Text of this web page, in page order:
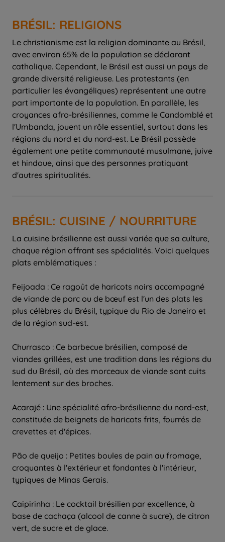
BRÉSIL: RELIGIONS
Le christianisme est la religion dominante au Brésil,
avec environ 65% de la population se déclarant
catholique. Cependant, le Brésil est aussi un pays de
grande diversité religieuse. Les protestants (en
particulier les évangéliques) représentent une autre
part importante de la population. En parallèle, les
croyances afro-brésiliennes, comme le Candomblé et
l'Umbanda, jouent un rôle essentiel, surtout dans les
régions du nord et du nord-est. Le Brésil possède
également une petite communauté musulmane, juive
et hindoue, ainsi que des personnes pratiquant
d'autres spiritualités.
BRÉSIL: CUISINE / NOURRITURE
La cuisine brésilienne est aussi variée que sa culture,
chaque région offrant ses spécialités. Voici quelques
plats emblématiques :
Feijoada : Ce ragoût de haricots noirs accompagné
de viande de porc ou de bœuf est l'un des plats les
plus célèbres du Brésil, typique du Rio de Janeiro et
de la région sud-est.
Churrasco : Ce barbecue brésilien, composé de
viandes grillées, est une tradition dans les régions du
sud du Brésil, où des morceaux de viande sont cuits
lentement sur des broches.
Acarajé : Une spécialité afro-brésilienne du nord-est,
constituée de beignets de haricots frits, fourrés de
crevettes et d'épices.
Pão de queijo : Petites boules de pain au fromage,
croquantes à l'extérieur et fondantes à l'intérieur,
typiques de Minas Gerais.
Caipirinha : Le cocktail brésilien par excellence, à
base de cachaça (alcool de canne à sucre), de citron
vert, de sucre et de glace.